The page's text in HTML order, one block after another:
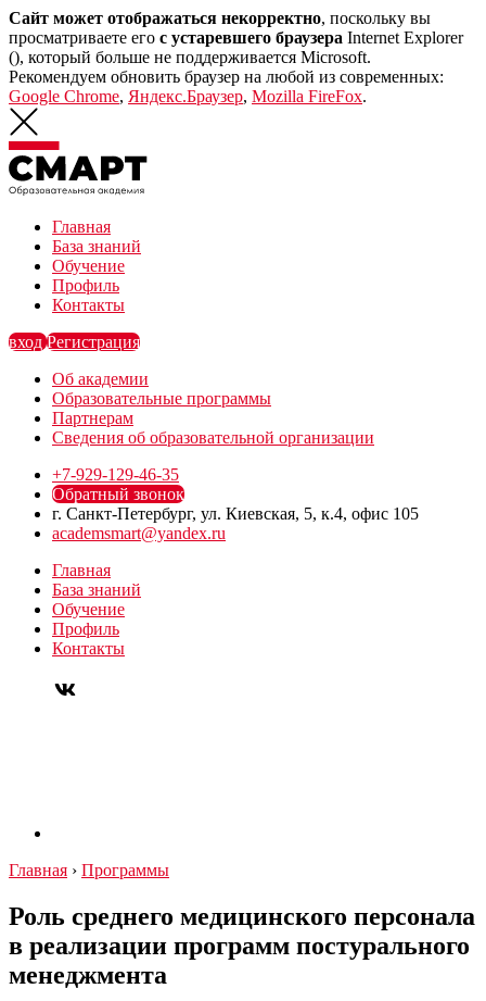
Сайт может отображаться некорректно, поскольку вы
просматриваете его с устаревшего браузера Internet Explorer
(), который больше не поддерживается Microsoft.
Рекомендуем обновить браузер на любой из современных:
Google Chrome, Яндекс.Браузер, Mozilla FireFox.
Главная
База знаний
Обучение
Профиль
Контакты
входРегистрация
Об академии
Образовательные программы
Партнерам
Сведения об образовательной организации
+7-929-129-46-35
Обратный звонок
г. Санкт-Петербург, ул. Киевская, 5, к.4, офис 105
academsmart@yandex.ru
Главная
База знаний
Обучение
Профиль
Контакты
Главная › Программы
Роль среднего медицинского персонала
в реализации программ постурального
менеджмента